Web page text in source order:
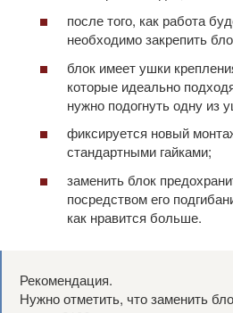
после того, как работа
необходимо закрепить
блок имеет ушки
которые идеально
нужно подогнуть одну из
фиксируется новый
стандартными гайками;
заменить блок
посредством его
как нравится больше.
Рекомендация.
Нужно отметить, что заменить